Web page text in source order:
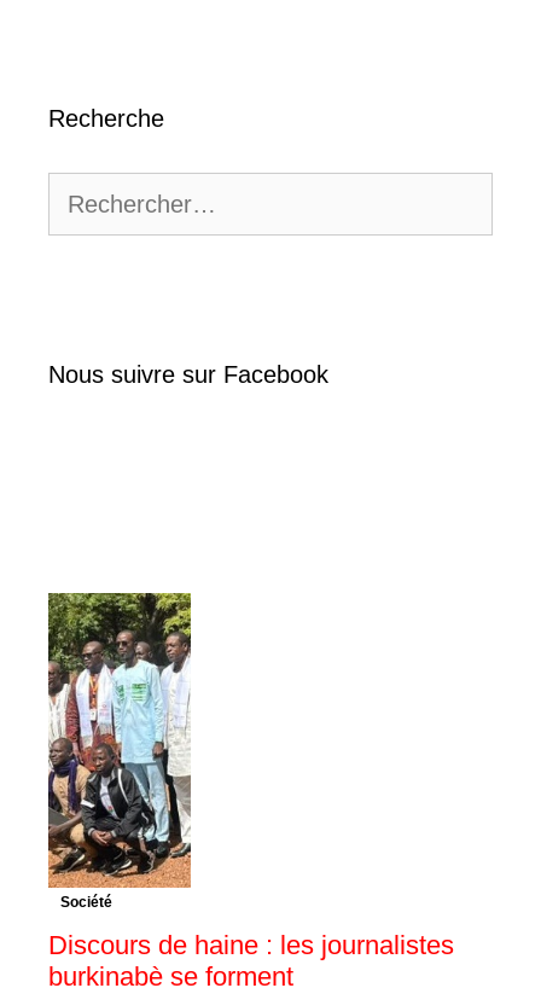
Recherche
Nous suivre sur Facebook
Société
Discours de haine : les journalistes
burkinabè se forment